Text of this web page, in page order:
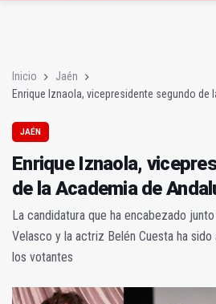
Inicio
Jaén
Enrique Iznaola, vicepresidente segundo de
JAÉN
Enrique Iznaola,
de la Academia de
La candidatura que ha encabezado
Velasco y la actriz Belén Cuesta ha
los votantes